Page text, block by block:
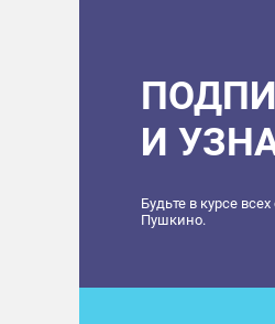
И
Будьте в курсе
Пушкино.